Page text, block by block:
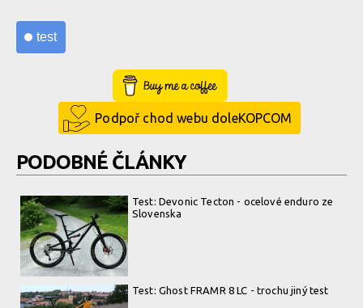
test
Buy Me a Coffee
Podpoř chod webu doleKOPCOM
PODOBNÉ ČLÁNKY
Test: Devonic Tecton - ocelové enduro ze
Slovenska
Test: Ghost FRAMR 8 LC - trochu jiný test